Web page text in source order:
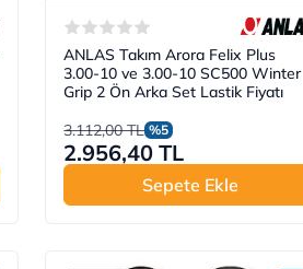
ANLAS Takım Arora Felix Plus
3.00-10 ve 3.00-10 SC500 Winter
Grip 2 Ön Arka Set Lastik Fiyatı
3.112,00 TL %5
2.956,40 TL
Sepete Ekle